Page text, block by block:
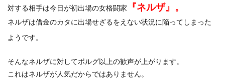
対する相手は今日が初出場の女格闘家 『ネルザ』。
ネルザは借金のカタに出場せざるをえない状況に陥ってしまった
ようです。
そんなネルザに対してボルグ以上の歓声が上がります。
これはネルザが人気だからではありません。